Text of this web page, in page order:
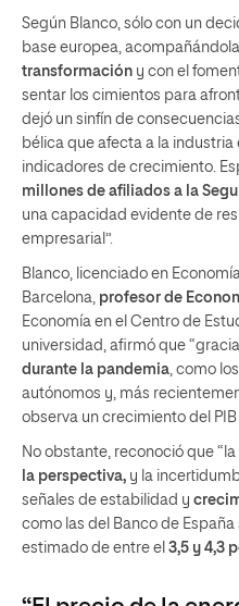
Según Blanco, sólo con un
base europea,
transformación y con el
sentar los cimientos para
dejó un sinfín de
bélica que afecta a la industria
indicadores de crecimiento.
millones de afiliados a la
una capacidad evidente de
empresarial”.
Blanco, licenciado en
Barcelona, profesor de
Economía en el Centro de
universidad, afirmó que
durante la pandemia, como
autónomos y, más
observa un crecimiento del PIB
No obstante, reconoció que
la perspectiva, y la
señales de estabilidad y
como las del Banco de
estimado de entre el 3,5 y 4,3